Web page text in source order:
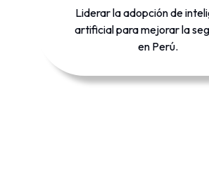
Liderar la adopción de
artificial para mejorar la
en Perú.